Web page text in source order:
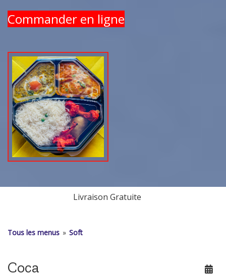
Commander en ligne
Livraison Gratuite
Tous les menus » Soft
Coca